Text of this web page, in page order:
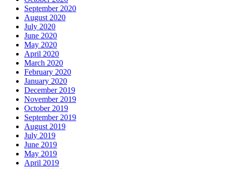
September 2020
August 2020
July 2020
June 2020
May 2020
April 2020
March 2020
February 2020
January 2020
December 2019
November 2019
October 2019
September 2019
August 2019
July 2019
June 2019
May 2019
April 2019